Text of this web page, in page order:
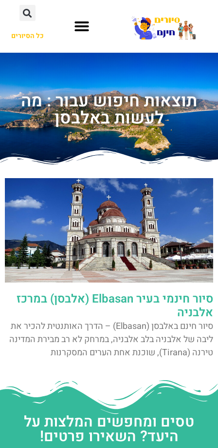
כל הסיורים
תוצאות חיפוש עבור : מה
לעשות באלבסן
סיור חינמי בעיר Elbasan (אלבסן) במרכז
אלבניה
סיור חינם באלבסן (Elbasan) – הדרך האותנטית להכיר את
ליבה של אלבניה בלב אלבניה, במרחק לא רב מבירת המדינה
טירנה (Tirana), שוכנת אחת הערים המסקרנות
טסים ומחפשים המלצות על
היעד? השאירו פרטים!